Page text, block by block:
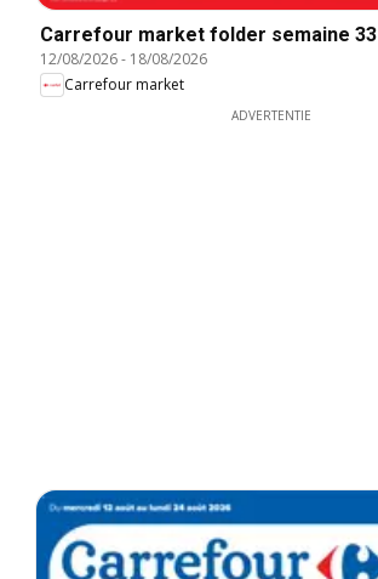
Carrefour market folder semaine 33
12/08/2026- 18/08/2026
Carrefour market
ADVERTENTIE